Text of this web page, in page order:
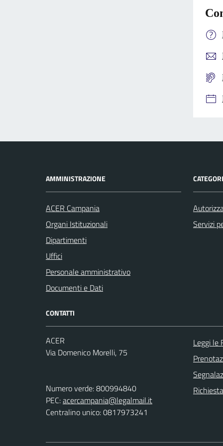
AMMINISTRAZIONE
ACER Campania
Organi Istituzionali
Dipartimenti
Uffici
Personale amministrativo
Documenti e Dati
Servizi
CONTATTI
ACER
Via Domenico Morelli, 75
Numero verde: 800994840
PEC:acercampania@legalmail.it
Centralino unico: 0817973241
Leggi le